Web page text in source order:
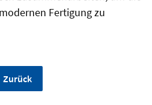
Fertigung zu
Zurück